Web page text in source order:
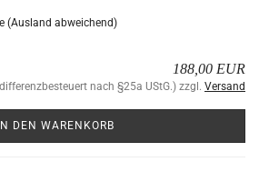
(Ausland abweichend)
188,00 EUR
nach §25a UStG.) zzgl. Versand
IN DEN WARENKORB